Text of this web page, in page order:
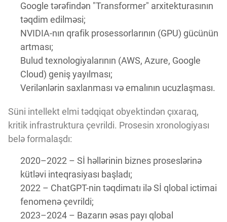
Google tərəfindən "Transformer" arxitekturasının
təqdim edilməsi;
NVIDIA-nın qrafik prosessorlarının (GPU) gücünün
artması;
Bulud texnologiyalarının (AWS, Azure, Google
Cloud) geniş yayılması;
Verilənlərin saxlanması və emalının ucuzlaşması.
Süni intellekt elmi tədqiqat obyektindən çıxaraq,
kritik infrastruktura çevrildi. Prosesin xronologiyası
belə formalaşdı:
2020–2022 – Sİ həllərinin biznes proseslərinə
kütləvi inteqrasiyası başladı;
2022 – ChatGPT-nin təqdimatı ilə Sİ qlobal ictimai
fenomenə çevrildi;
2023–2024 – Bazarın əsas payı qlobal